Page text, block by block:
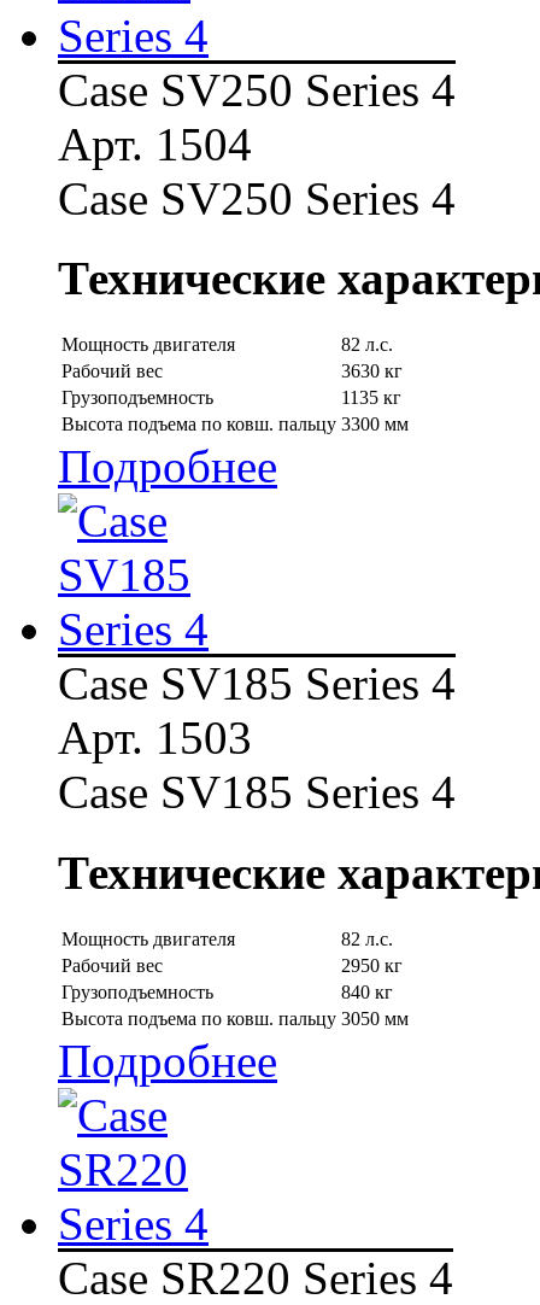
Case SV250 Series 4
Арт. 1504
Case SV250 Series 4
Технические
Мощность двигателя
82 л.с.
Рабочий вес
3630 кг
Грузоподъемность
1135 кг
Высота подъема по ковш. пальцу 3300 мм
Подробнее
Case SV185 Series 4
Арт. 1503
Case SV185 Series 4
Технические
Мощность двигателя
82 л.с.
Рабочий вес
2950 кг
Грузоподъемность
840 кг
Высота подъема по ковш. пальцу 3050 мм
Подробнее
Case SR220 Series 4